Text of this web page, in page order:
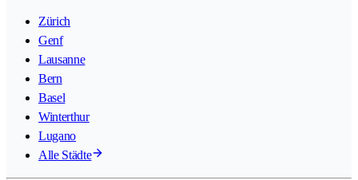
Zürich
Genf
Lausanne
Bern
Basel
Winterthur
Lugano
Alle Städte